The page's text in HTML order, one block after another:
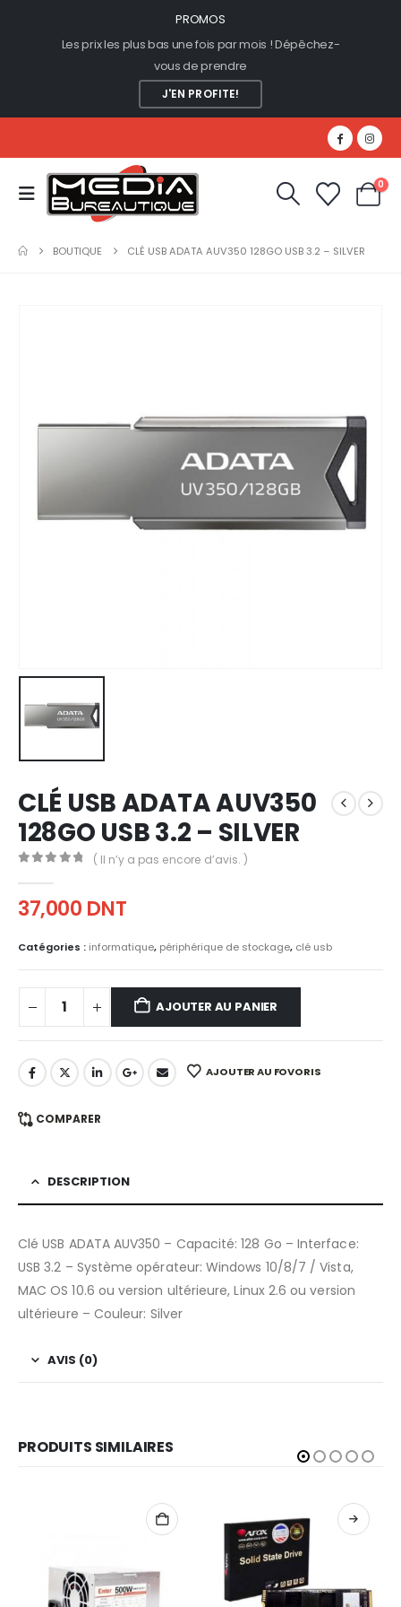
PROMOS
Les prix les plus bas une fois par mois ! Dépêchez-
vous de prendre
J'EN PROFITE!
0
BOUTIQUE CLÉ USB ADATA AUV350 128GO USB 3.2 – SILVER
CLÉ USB ADATA AUV350
128GO USB 3.2 – SILVER
( Il n’y a pas encore d’avis. )
37,000 DNT
Catégories : informatique, périphérique de stockage, clé usb
AJOUTER AU PANIER
AJOUTER AU FOVORIS
COMPARER
DESCRIPTION
Clé USB ADATA AUV350 – Capacité: 128 Go – Interface:
USB 3.2 – Système opérateur: Windows 10/8/7 / Vista,
MAC OS 10.6 ou version ultérieure, Linux 2.6 ou version
ultérieure – Couleur: Silver
AVIS (0)
PRODUITS SIMILAIRES